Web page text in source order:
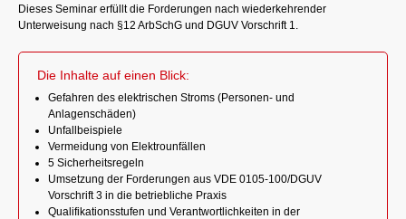
Dieses Seminar erfüllt die Forderungen nach wiederkehrender
Unterweisung nach §12 ArbSchG und DGUV Vorschrift 1.
Die Inhalte auf einen Blick:
Gefahren des elektrischen Stroms (Personen- und
Anlagenschäden)
Unfallbeispiele
Vermeidung von Elektrounfällen
5 Sicherheitsregeln
Umsetzung der Forderungen aus VDE 0105-100/DGUV
Vorschrift 3 in die betriebliche Praxis
Qualifikationsstufen und Verantwortlichkeiten in der